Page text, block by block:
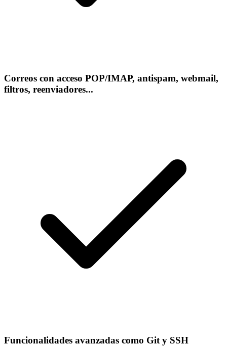
Correos con acceso POP/IMAP, antispam, webmail,
filtros, reenviadores...
Funcionalidades avanzadas como Git y SSH